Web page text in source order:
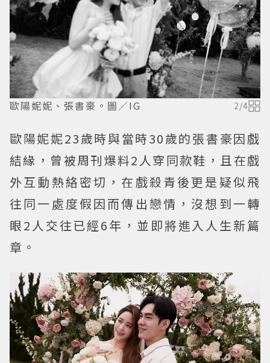
歐陽妮妮、張書豪。圖／IG 2/4
歐陽妮妮23歲時與當時30歲的張書豪因戲
結緣，曾被周刊爆料2人穿同款鞋，且在戲
外互動熱絡密切，在戲殺青後更是疑似飛
往同一處度假因而傳出戀情，沒想到一轉
眼2人交往已經6年，並即將進入人生新篇
章。